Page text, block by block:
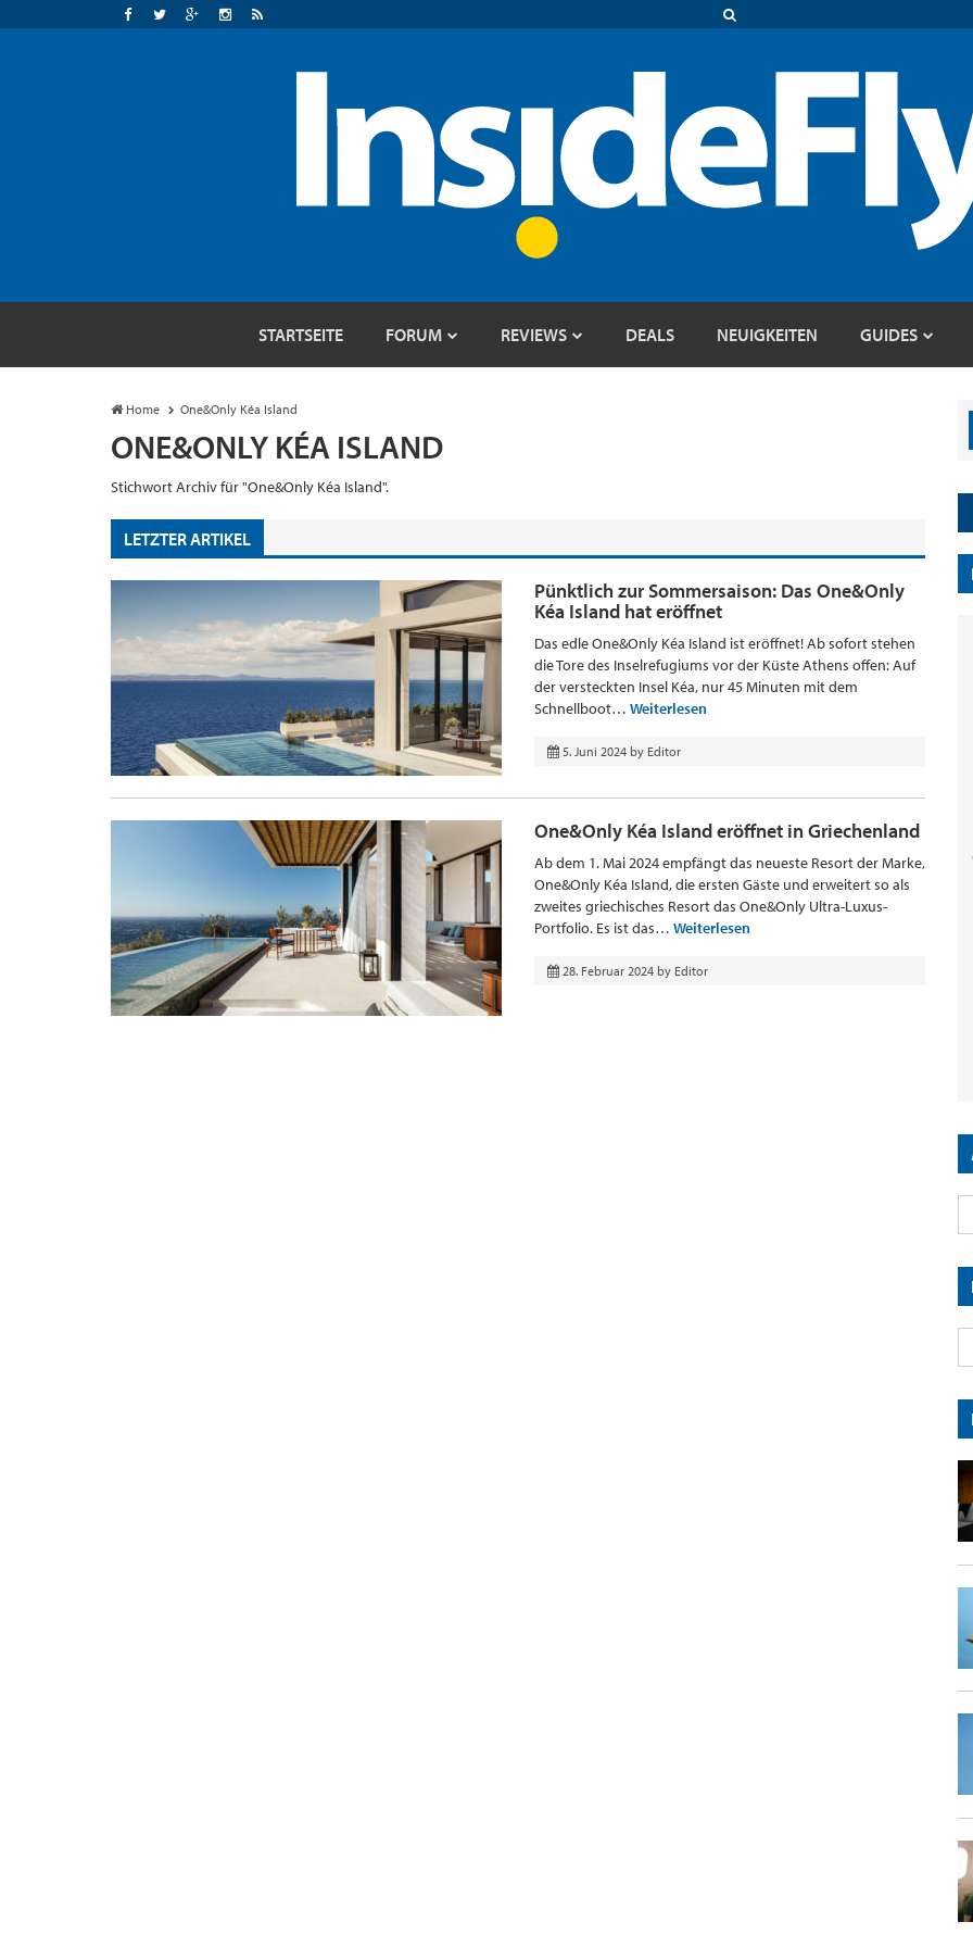
STARTSEITE FORUM REVIEWS DEALS NEUIGKEITEN GUIDES
Home One&Only Kéa Island
ONE&ONLY KÉA ISLAND
Stichwort Archiv für "One&Only Kéa Island".
LETZTER ARTIKEL
Pünktlich zur Sommersaison: Das One&Only
Kéa Island hat eröffnet
Das edle One&Only Kéa Island ist eröffnet! Ab sofort stehen
die Tore des Inselrefugiums vor der Küste Athens offen: Auf
der versteckten Insel Kéa, nur 45 Minuten mit dem
Schnellboot… Weiterlesen
5. Juni 2024 by Editor
One&Only Kéa Island eröffnet in Griechenland
Ab dem 1. Mai 2024 empfängt das neueste Resort der Marke,
One&Only Kéa Island, die ersten Gäste und erweitert so als
zweites griechisches Resort das One&Only Ultra-Luxus-
Portfolio. Es ist das… Weiterlesen
28. Februar 2024 by Editor